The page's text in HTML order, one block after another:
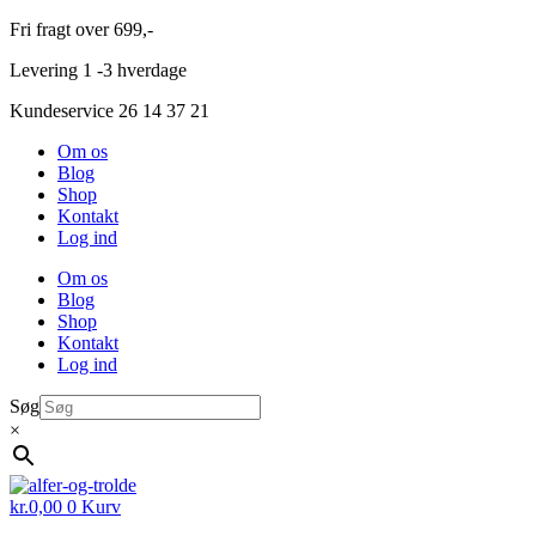
Videre
indhold
Fri fragt over 699,-
Levering 1 -3 hverdage
Kundeservice 26 14 37 21
Om os
Blog
Shop
Kontakt
Log ind
Om os
Blog
Shop
Kontakt
Log ind
Søg
×
kr.0,00 0 Kurv